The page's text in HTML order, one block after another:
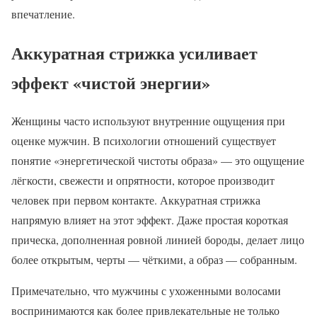
впечатление.
Аккуратная стрижка усиливает
эффект «чистой энергии»
Женщины часто используют внутренние ощущения при
оценке мужчин. В психологии отношений существует
понятие «энергетической чистоты образа» — это ощущение
лёгкости, свежести и опрятности, которое производит
человек при первом контакте. Аккуратная стрижка
напрямую влияет на этот эффект. Даже простая короткая
прическа, дополненная ровной линией бороды, делает лицо
более открытым, черты — чёткими, а образ — собранным.
Примечательно, что мужчины с ухоженными волосами
воспринимаются как более привлекательные не только